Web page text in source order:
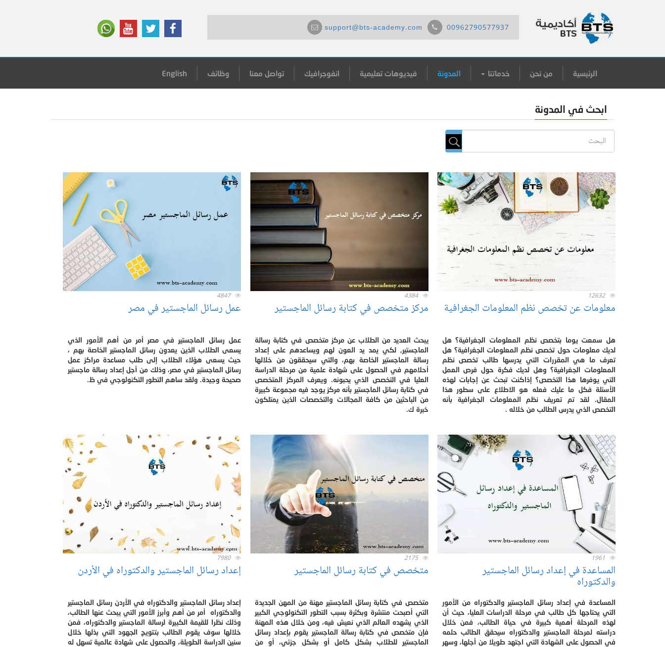
00962790577937
support@bts-academy.com
الرئيسية من نحن خدماتنا المدونة فيديوهات تعليمية انفوجرافيك تواصل معنا وظائف English
ابحث في المدونة
12632
معلومات عن تخصص نظم المعلومات الجغرافية
هل سمعت يوما بتخصص نظم المعلومات الجغرافية؟ هل
لديك معلومات حول تخصص نظم المعلومات الجغرافية؟ هل
تعرف ما هي المقررات التي يدرسها طالب تخصص نظم
المعلومات الجغرافية؟ وهل لديك فكرة حول فرص العمل
التي يوفرها هذا التخصص؟ إذاكنت تبحث عن إجابات لهذه
الأسئلة فكل ما عليك فعله هو الاطلاع على سطور هذا
المقال. لقد تم تعريف نظم المعلومات الجغرافية بأنه
التخصص الذي يدرس الطالب من خلاله .
4384
مركز متخصص في كتابة رسائل الماجستير
يبحث العديد من الطلاب عن مركز متخصص في كتابة رسالة
الماجستير, لكي يمد يد العون لهم ويساعدهم على إعداد
رسالة الماجستير الخاصة بهم، والتي سيحققون من خلالها
أحلامهم في الحصول على شهادة علمية من مرحلة الدراسة
العليا في التخصص الذي يحبونه. ويعرف المركز المتخصص
في كتابة رسائل الماجستير بأنه مركز يوجد فيه مجموعة كبيرة
من الباحثين من كافة المجالات والتخصصات الذين يمتلكون
خبرة ك.
4847
عمل رسائل الماجستير في مصر
عمل رسائل الماجستير في مصر أمر من أهم الأمور الذي
يسعى الطلاب الذين يعدون رسائل الماجستير الخاصة بهم ،
حيث يسعى هؤلاء الطلاب إلى طلب مساعدة مراكز عمل
رسائل الماجستير في مصر، وذلك من أجل إعداد رسالة ماجستير
صحيحة وجيدة. ولقد ساهم التطور التكنولوجي في ظ.
1961
المساعدة في إعداد رسائل الماجستير
والدكتوراه
المساعدة في إعداد رسائل الماجستير والدكتوراه من الأمور
التي يحتاجها كل طالب في مرحلة الدراسات العليا، حيث أن
لهذه المرحلة أهمية كبيرة في حياة الطالب، فمن خلال
دراسته لمرحلة الماجستير والدكتوراه سيحقق الطالب حلمه
في الحصول على الشهادة التي اجتهد طويلا من أجلها، وسهر
2175
متخصص في كتابة رسائل الماجستير
متخصص في كتابة رسائل الماجستير مهنة من المهن الجديدة
التي أصبحت منتشرة وبكثرة بسبب التطور التكنولوجي الكبير
الذي يشهده العالم الذي نعيش فيه، ومن خلال هذه المهنة
فإن متخصص في كتابة رسالة الماجستير يقوم بإعداد رسائل
الماجستير للطلاب بشكل كامل أو بشكل جزئي، أو من
7980
إعداد رسائل الماجستير والدكتوراه في الأردن
إعداد رسائل الماجستير والدكتوراه في الأردن رسائل الماجستير
والدكتوراه أمر من أهم وأبرز الأمور التي يبحث عنها الطالب،
وذلك نظرا للقيمة الكبيرة لرسالة الماجستير والدكتوراه، فمن
خلالها سوف يقوم الطالب بتتويج الجهود التي بذلها خلال
سنين الدراسة الطويلة، والحصول على شهادة عالمية تسهل له